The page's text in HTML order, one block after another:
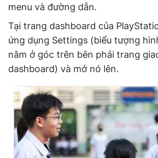
menu và đường dẫn.
Tại trang dashboard của
ứng dụng Settings (biểu tượng
nằm ở góc trên bên phải trang
dashboard) và mở nó lên.